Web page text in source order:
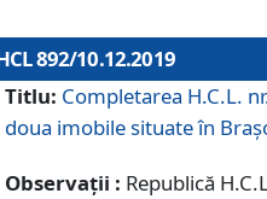
892/10.12.2019
Titlu: Completarea H.C.L.
doua imobile situate în
Observații : Republică